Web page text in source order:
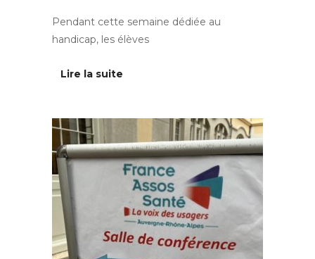
Pendant cette semaine dédiée au
handicap, les élèves
Lire la suite